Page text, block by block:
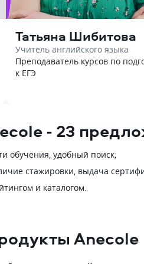
Татьяна Шибитова
Учитель английского языка
Преподаватель курсов по
к ЕГЭ
- 23
обучения, удобный поиск;
стажировки, выдача
и каталогом.
Anecole